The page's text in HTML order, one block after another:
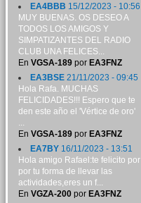
EA4BBB 15/12/2023 - 10:56
MUY BUENAS. OS DESEO A
TODOS LOS AMIGOS Y
SIMPATIZANTES DEL RADIO
CLUB UNA FELICES...
En VGSA-189por EA3FNZ
EA3BSE21/11/2023 - 09:45
Hola Rafa. MUCHAS
FELICIDADES!!! Espero que te
den este año el 'Vértice de oro'
...
En VGSA-189por EA3FNZ
EA7BY16/11/2023 - 13:51
Hola amigo Rafael:te felicito por
por tu forma de llevar las
actividades,eres un f...
En VGZA-200por EA3FNZ